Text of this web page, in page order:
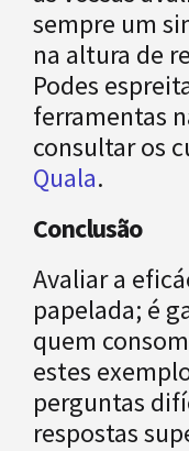
sempre um
na altura de
Podes
ferramentas
consultar os
Quala.
Conclusão
Avaliar a
papelada; é
quem
estes
perguntas
respostas